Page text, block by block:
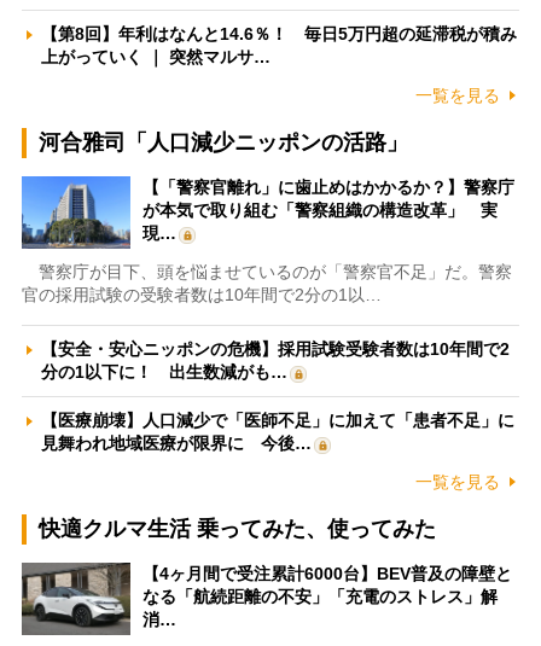
【第8回】年利はなんと14.6％！ 毎日5万円超の延滞税が積み
上がっていく ｜ 突然マルサ…
一覧を見る
河合雅司「人口減少ニッポンの活路」
【「警察官離れ」に歯止めはかかるか？】警察庁
が本気で取り組む「警察組織の構造改革」 実
現…
警察庁が目下、頭を悩ませているのが「警察官不足」だ。警察
官の採用試験の受験者数は10年間で2分の1以…
【安全・安心ニッポンの危機】採用試験受験者数は10年間で2
分の1以下に！ 出生数減がも…
【医療崩壊】人口減少で「医師不足」に加えて「患者不足」に
見舞われ地域医療が限界に 今後…
一覧を見る
快適クルマ生活 乗ってみた、使ってみた
【4ヶ月間で受注累計6000台】BEV普及の障壁と
なる「航続距離の不安」「充電のストレス」解
消…